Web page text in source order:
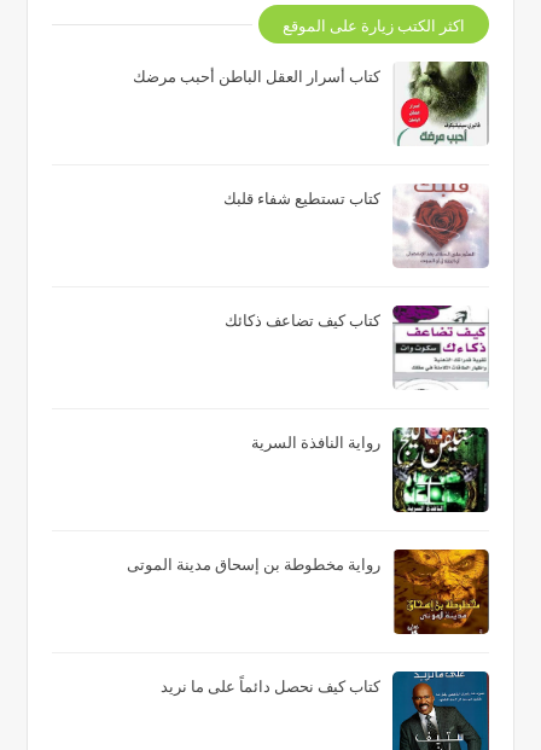
اكثر الكتب زيارة على الموقع
كتاب أسرار العقل الباطن أحبب مرضك
كتاب تستطيع شفاء قلبك
كتاب كيف تضاعف ذكائك
رواية النافذة السرية
رواية مخطوطة بن إسحاق مدينة الموتى
كتاب كيف نحصل دائماً على ما نريد